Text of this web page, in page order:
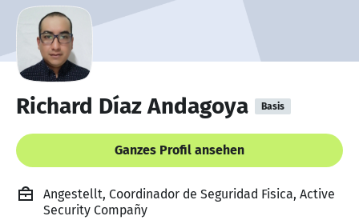
Richard Díaz Andagoya Basis
Ganzes Profil ansehen
Angestellt, Coordinador de Seguridad Fisica, Active
Security Compañy